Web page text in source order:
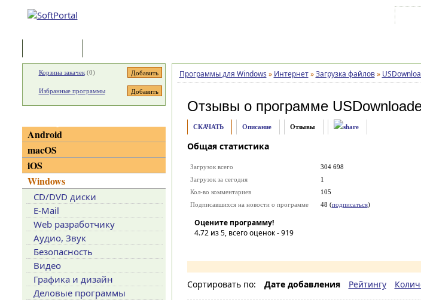
Программы для Windows » Интернет » Загрузка файлов »
Отзывы о программе
СКАЧАТЬ Описание Отзывы
Общая статистика
Загрузок всего
304 698
Загрузок за сегодня
1
Кол-во комментариев
105
Подписавшихся на новости о программе
48 (подписаться)
Оцените программу!
4.72из 5, всего оценок -919
Сортировать по: Дате добавления Рейтингу
Корзина закачек(0)
Избранные программы
Android
macOS
iOS
Windows
CD/DVD диски
E-Mail
Web разработчику
Аудио, Звук
Безопасность
Видео
Графика и дизайн
Деловые программы